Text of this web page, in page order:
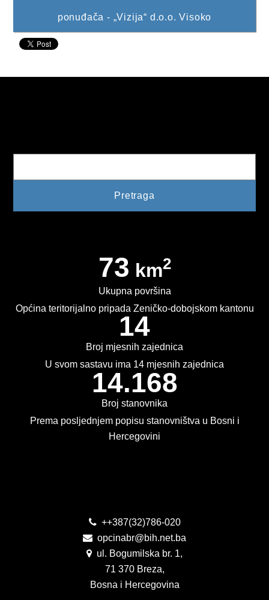
ponuđača - „Vizija“ d.o.o. Visoko
73 km2
Ukupna površina
Općina teritorijalno pripada Zeničko-dobojskom kantonu
14
Broj mjesnih zajednica
U svom sastavu ima 14 mjesnih zajednica
14.168
Broj stanovnika
Prema posljednjem popisu stanovništva u Bosni i
Hercegovini
++387(32)786-020
opcinabr@bih.net.ba
ul. Bogumilska br. 1,
71 370 Breza,
Bosna i Hercegovina
JAVNE NABAVKE
ODLUKE O IZBORU
USLUGE IZ ANEKSA II DIO B ZJN BIH
KONKURSI ZA IZRADU IDEJNOG RJEŠENJA
IZBORI 2022
IZBORI 2026
VIZIJA 2050